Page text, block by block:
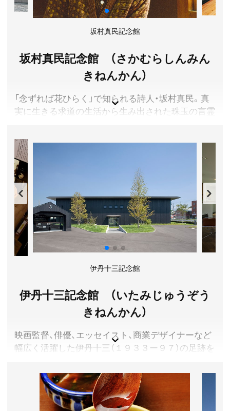
愛媛県西条市
入館料／四国鉄道文化館 高校生以上300円、小・中学生
100円、未就学児無料 ※十河信二記念館・観光交流セン
ターは入館無料
開館時間／9:00～17:00(最終入館16:30)
定休日／水曜日(水曜日が祝日の場合は翌日休館) ※観
アクセス／JR予讃線 伊予西条駅よりすぐ
所在地／愛媛県西条市大町798番地1
坂村真民記念館
坂村真民記念館 （さかむらしんみん
きねんかん）
「念ずれば花ひらく」で知られる詩人・坂村真民。真
実に生きる求道の生活から生み出された珠玉の言霊
た。彼が晩年を過ごした砥部に建てられた坂村真民
記念館は、素朴で清澄な空気に満ちた場所。ゆっく
りと詩の世界にひたり、真民さんの人柄に触れてく
ださい。
愛媛県伊予郡砥部町
入館料／小中生200円、高大生・65歳以上300円、一般400
円
開館時間／9:00～17:00(入館は16:30まで)
休館日／月曜日(月曜日が祝日の場合は翌日)、年末年始
(12月29日～翌年1月1日)、展示替え期間中
アクセス／JR松山市駅より伊予鉄道路線バス(砥部線(大
焼伝統産業会館前」バス停下車、徒歩約3分
所在地／愛媛県伊予郡砥部町大南705
お問い合わせ／089-969-3643
伊丹十三記念館
伊丹十三記念館 （いたみじゅうぞう
きねんかん）
映画監督、俳優、エッセイスト、商業デザイナーなど
幅広く活躍した伊丹十三（１９３３ー９７）の足跡を
るミュージアム。ぬくもりを感じる落ち着いた空間
をめぐり、懐かしくも未知の伊丹十三に出会うこと
ができる。